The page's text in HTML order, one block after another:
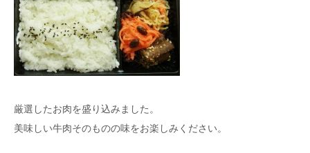
厳選したお肉を盛り込みました。
美味しい牛肉そのものの味をお楽しみください。